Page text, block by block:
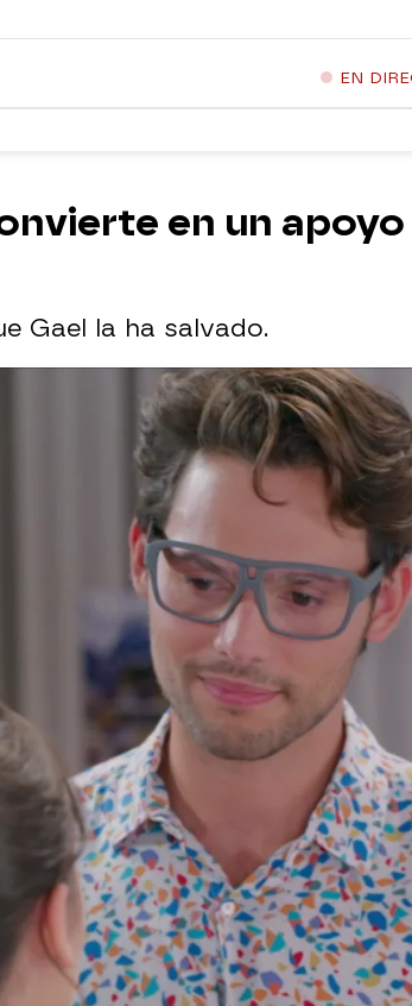
EN
en un
Gael la ha salvado.
WhatsappFacebook
inmobiliaria que por favor
las vueltas que ha dado
Teme que su vida y la
que ha decidido salir de ahí